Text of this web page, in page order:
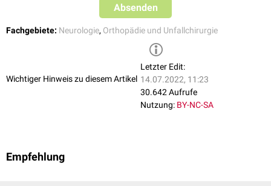
Absenden
Fachgebiete: Neurologie, Orthopädie und Unfallchirurgie
Wichtiger Hinweis zu diesem Artikel
Letzter Edit:
14.07.2022, 11:23
30.642 Aufrufe
Nutzung: BY-NC-SA
Empfehlung